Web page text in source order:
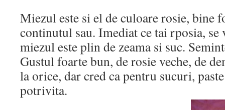
Miezul este si el de culoare rosie, bine
continutul sau. Imediat ce tai rposia,
miezul este plin de zeama si suc.
Gustul foarte bun, de rosie veche, de
la orice, dar cred ca pentru sucuri,
potrivita.